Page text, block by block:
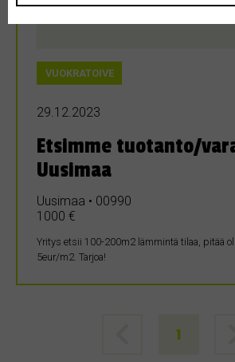
VUOKRATOIVE
29.12.2023
Etsimme tuotanto/
Uusimaa
Uusimaa • 00990
1000 €
Yritys etsii 100-200m2 lämmintä tilaa, pitää
5eur/m2. Tarjoa!
1